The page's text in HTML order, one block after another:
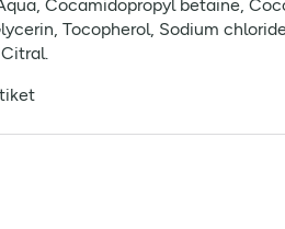
Cocamidopropyl betaine,
Tocopherol, Sodium